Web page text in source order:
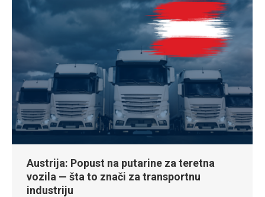
Austrija: Popust na putarine za teretna
vozila — šta to znači za transportnu
industriju